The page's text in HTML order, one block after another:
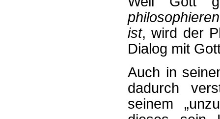
ist, wird der
Dialog mit
Auch in
dadurch
seinem